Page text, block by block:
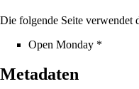
Die folgende Seite verwendet
Open Monday *
Metadaten